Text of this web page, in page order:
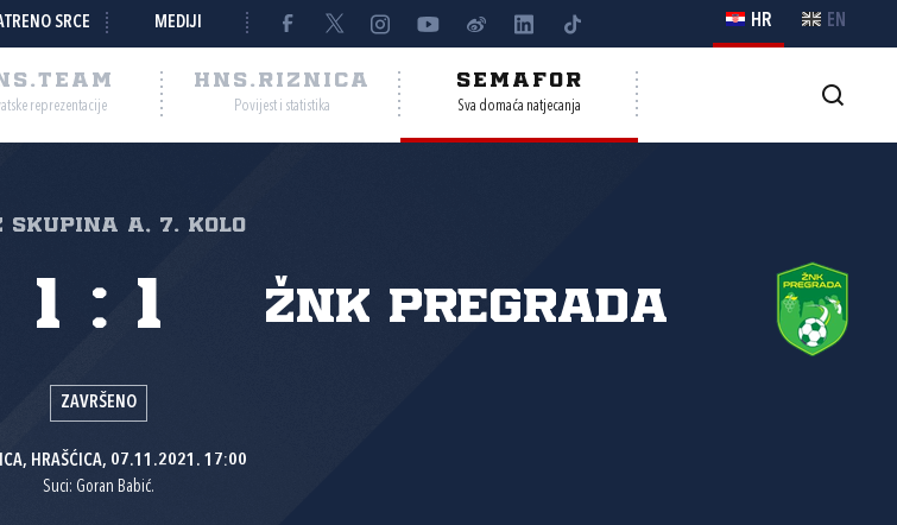
SRCE MEDIJI HR EN
reprezentacije
HNS.RIZNICA
Povijest i statistika
SEMAFOR
Sva domaća natjecanja
Skupina A, 7. kolo
ŽNK Pregrada
1 : 1
ZAVRŠENO
HRAŠĆICA, 07.11.2021. 17:00
Suci: Goran Babić.